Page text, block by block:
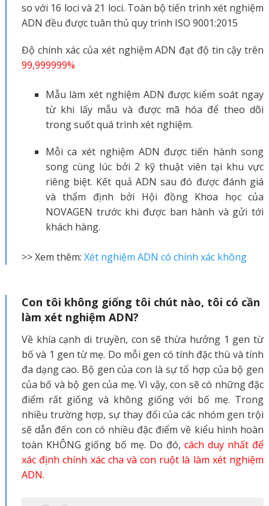
so với 16 loci và 21 loci. Toàn bộ tiến trình xét nghiệm
ADN đều được tuân thủ quy trình ISO 9001:2015
Độ chính xác của xét nghiệm ADN đạt độ tin cậy trên
99,999999%
Mẫu làm xét nghiệm ADN được kiểm soát ngay
từ khi lấy mẫu và được mã hóa để theo dõi
trong suốt quá trình xét nghiệm.
Mỗi ca xét nghiệm ADN được tiến hành song
song cùng lúc bởi 2 kỹ thuật viên tại khu vực
riêng biệt. Kết quả ADN sau đó được đánh giá
và thẩm định bởi Hội đồng Khoa học của
NOVAGEN trước khi được ban hành và gửi tới
khách hàng.
>> Xem thêm: Xét nghiệm ADN có chính xác không
Con tôi không giống tôi chút nào, tôi có cần
làm xét nghiệm ADN?
Về khía cạnh di truyền, con sẽ thừa hưởng 1 gen từ
bố và 1 gen từ mẹ. Do mỗi gen có tính đặc thù và tính
đa dạng cao. Bộ gen của con là sự tổ hợp của bộ gen
của bố và bộ gen của mẹ. Vì vậy, con sẽ có những đặc
điểm rất giống và không giống với bố mẹ. Trong
nhiều trường hợp, sự thay đổi của các nhóm gen trội
sẽ dẫn đến con có nhiều đặc điểm về kiểu hình hoàn
toàn KHÔNG giống bố mẹ. Do đó,cách duy nhất để
xác định chính xác cha và con ruột là làm xét nghiệm
ADN.